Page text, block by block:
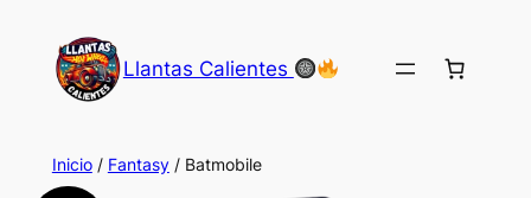
contenido
Llantas Calientes
Inicio/ Fantasy/ Batmobile